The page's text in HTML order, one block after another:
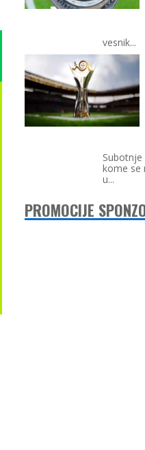
vesnik...
Subotnje
kome se
u...
PROMOCIJE